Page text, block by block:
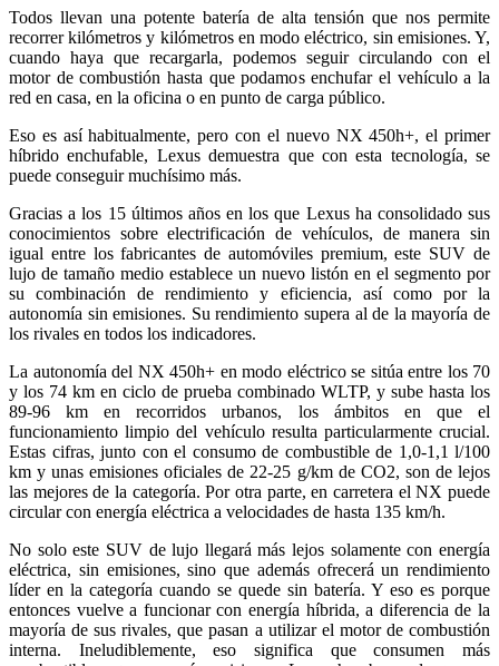
Todos llevan una potente batería de alta tensión que nos permite
recorrer kilómetros y kilómetros en modo eléctrico, sin emisiones. Y,
cuando haya que recargarla, podemos seguir circulando con el
motor de combustión hasta que podamos enchufar el vehículo a la
red en casa, en la oficina o en punto de carga público.
Eso es así habitualmente, pero con el nuevo NX 450h+, el primer
híbrido enchufable, Lexus demuestra que con esta tecnología, se
puede conseguir muchísimo más.
Gracias a los 15 últimos años en los que Lexus ha consolidado sus
conocimientos sobre electrificación de vehículos, de manera sin
igual entre los fabricantes de automóviles premium, este SUV de
lujo de tamaño medio establece un nuevo listón en el segmento por
su combinación de rendimiento y eficiencia, así como por la
autonomía sin emisiones. Su rendimiento supera al de la mayoría de
los rivales en todos los indicadores.
La autonomía del NX 450h+ en modo eléctrico se sitúa entre los 70
y los 74 km en ciclo de prueba combinado WLTP, y sube hasta los
89-96 km en recorridos urbanos, los ámbitos en que el
funcionamiento limpio del vehículo resulta particularmente crucial.
Estas cifras, junto con el consumo de combustible de 1,0-1,1 l/100
km y unas emisiones oficiales de 22-25 g/km de CO2, son de lejos
las mejores de la categoría. Por otra parte, en carretera el NX puede
circular con energía eléctrica a velocidades de hasta 135 km/h.
No solo este SUV de lujo llegará más lejos solamente con energía
eléctrica, sin emisiones, sino que además ofrecerá un rendimiento
líder en la categoría cuando se quede sin batería. Y eso es porque
entonces vuelve a funcionar con energía híbrida, a diferencia de la
mayoría de sus rivales, que pasan a utilizar el motor de combustión
interna. Ineludiblemente, eso significa que consumen más